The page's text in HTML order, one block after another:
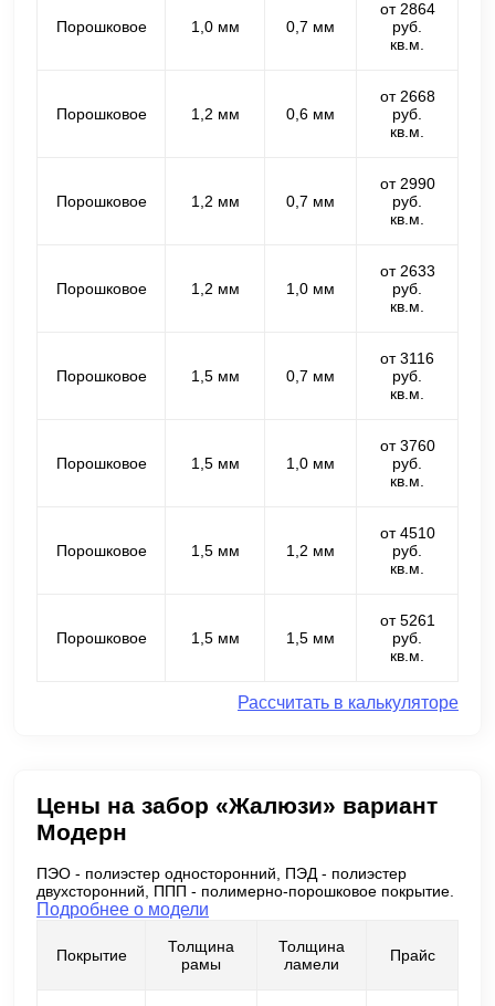
Порошковое 1,0 мм 0,7 мм
от 2864
руб.
кв.м.
Порошковое 1,2 мм 0,6 мм
от 2668
руб.
кв.м.
Порошковое 1,2 мм 0,7 мм
от 2990
руб.
кв.м.
Порошковое 1,2 мм 1,0 мм
от 2633
руб.
кв.м.
Порошковое 1,5 мм 0,7 мм
от 3116
руб.
кв.м.
Порошковое 1,5 мм 1,0 мм
от 3760
руб.
кв.м.
Порошковое 1,5 мм 1,2 мм
от 4510
руб.
кв.м.
Порошковое 1,5 мм 1,5 мм
от 5261
руб.
кв.м.
Рассчитать в калькуляторе
Цены на забор «Жалюзи» вариант
Модерн
ПЭО - полиэстер односторонний, ПЭД - полиэстер
двухсторонний, ППП - полимерно-порошковое покрытие.
Подробнее о модели
Покрытие
Толщина
рамы
Толщина
ламели
Прайс